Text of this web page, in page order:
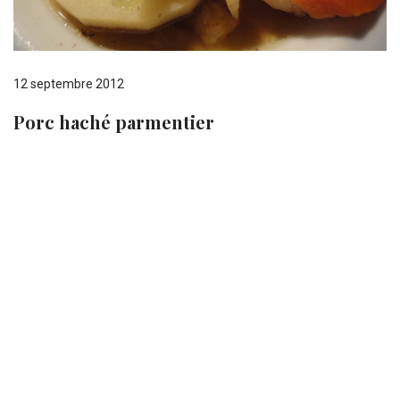
Porc haché parmentier
12 septembre 2012